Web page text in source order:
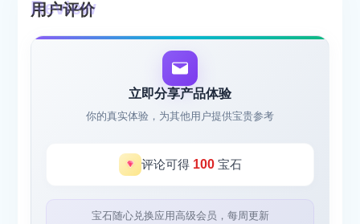
用户评价
立即分享产品体验
你的真实体验，为其他用户提供宝贵参考
评论可得 100宝石
宝石随心兑换应用高级会员，每周更新